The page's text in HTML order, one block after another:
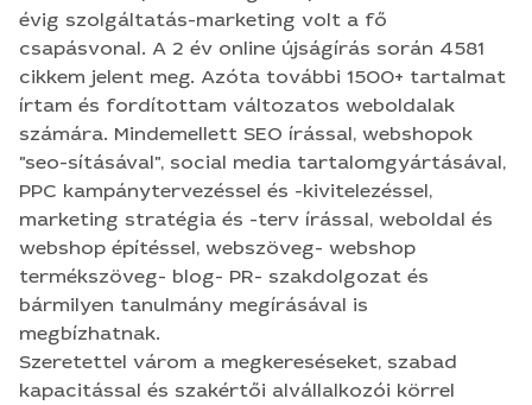
"seo-sításával", social media tartalomgyártásával,
PPC kampánytervezéssel és -kivitelezéssel,
marketing stratégia és -terv írással, weboldal és
webshop építéssel, webszöveg- webshop
termékszöveg- blog- PR- szakdolgozat és
bármilyen tanulmány megírásával is
megbízhatnak. Szeretettel várom a
megkereséseket, szabad kapacitással és szakértői
alvállalkozói körrel rendelkezem.
évig szolgáltatás-marketing volt a fő
csapásvonal. A 2 év online újságírás során 4581
cikkem jelent meg. Azóta további 1500+ tartalmat
írtam és fordítottam változatos weboldalak
számára. Mindemellett SEO írással, webshopok
"seo-sításával", social media tartalomgyártásával,
PPC kampánytervezéssel és -kivitelezéssel,
marketing stratégia és -terv írással, weboldal és
webshop építéssel, webszöveg- webshop
termékszöveg- blog- PR- szakdolgozat és
bármilyen tanulmány megírásával is
megbízhatnak.
Szeretettel várom a megkereséseket, szabad
kapacitással és szakértői alvállalkozói körrel